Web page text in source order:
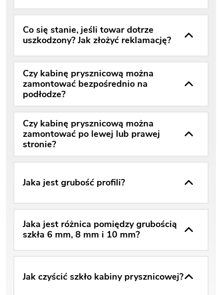
Co się stanie, jeśli towar dotrze
uszkodzony? Jak złożyć reklamację?
Czy kabinę prysznicową można
zamontować bezpośrednio na
podłodze?
Czy kabinę prysznicową można
zamontować po lewej lub prawej
stronie?
Jaka jest grubość profili?
Jaka jest różnica pomiędzy grubością
szkła 6 mm, 8 mm i 10 mm?
Jak czyścić szkło kabiny prysznicowej?